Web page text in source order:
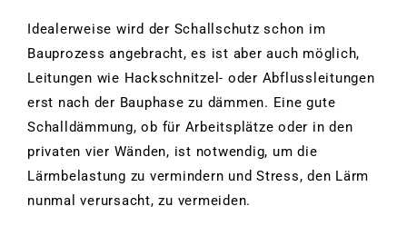
Idealerweise wird der Schallschutz schon im
Bauprozess angebracht, es ist aber auch möglich,
Leitungen wie Hackschnitzel- oder Abflussleitungen
erst nach der Bauphase zu dämmen. Eine gute
Schalldämmung, ob für Arbeitsplätze oder in den
privaten vier Wänden, ist notwendig, um die
Lärmbelastung zu vermindern und Stress, den Lärm
nunmal verursacht, zu vermeiden.